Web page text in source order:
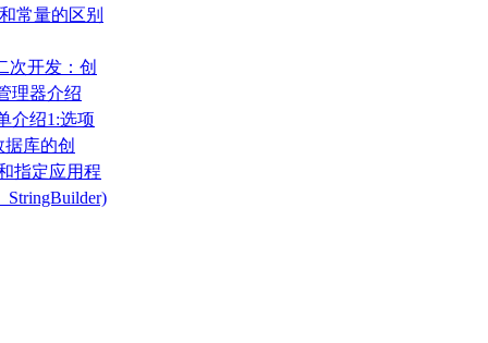
常量的区别
次开发：创
理器介绍
介绍1:选项
据库的创
还原
指定应用程
StringBuilder)